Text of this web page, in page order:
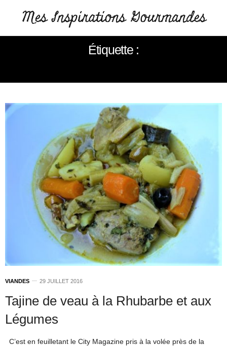
Étiquette :
VIANDES 29 JUILLET 2016
Tajine de veau à la Rhubarbe et aux
Légumes
C’est en feuilletant le City Magazine pris à la volée près de la